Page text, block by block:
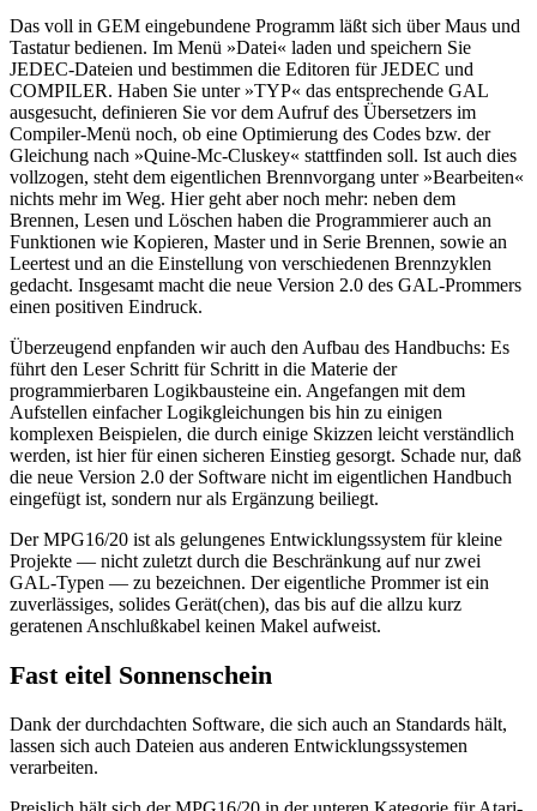
Das voll in GEM eingebundene Programm läßt sich über Maus und
Tastatur bedienen. Im Menü »Datei« laden und speichern Sie
JEDEC-Dateien und bestimmen die Editoren für JEDEC und
COMPILER. Haben Sie unter »TYP« das entsprechende GAL
ausgesucht, definieren Sie vor dem Aufruf des Übersetzers im
Compiler-Menü noch, ob eine Optimierung des Codes bzw. der
Gleichung nach »Quine-Mc-Cluskey« stattfinden soll. Ist auch dies
vollzogen, steht dem eigentlichen Brennvorgang unter »Bearbeiten«
nichts mehr im Weg. Hier geht aber noch mehr: neben dem
Brennen, Lesen und Löschen haben die Programmierer auch an
Funktionen wie Kopieren, Master und in Serie Brennen, sowie an
Leertest und an die Einstellung von verschiedenen Brennzyklen
gedacht. Insgesamt macht die neue Version 2.0 des GAL-Prommers
einen positiven Eindruck.
Überzeugend enpfanden wir auch den Aufbau des Handbuchs: Es
führt den Leser Schritt für Schritt in die Materie der
programmierbaren Logikbausteine ein. Angefangen mit dem
Aufstellen einfacher Logikgleichungen bis hin zu einigen
komplexen Beispielen, die durch einige Skizzen leicht verständlich
werden, ist hier für einen sicheren Einstieg gesorgt. Schade nur, daß
die neue Version 2.0 der Software nicht im eigentlichen Handbuch
eingefügt ist, sondern nur als Ergänzung beiliegt.
Der MPG16/20 ist als gelungenes Entwicklungssystem für kleine
Projekte — nicht zuletzt durch die Beschränkung auf nur zwei
GAL-Typen — zu bezeichnen. Der eigentliche Prommer ist ein
zuverlässiges, solides Gerät(chen), das bis auf die allzu kurz
geratenen Anschlußkabel keinen Makel aufweist.
Fast eitel Sonnenschein
Dank der durchdachten Software, die sich auch an Standards hält,
lassen sich auch Dateien aus anderen Entwicklungssystemen
verarbeiten.